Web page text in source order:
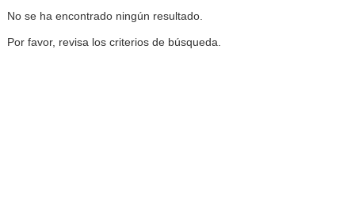
No se ha encontrado ningún resultado.
Por favor, revisa los criterios de búsqueda.